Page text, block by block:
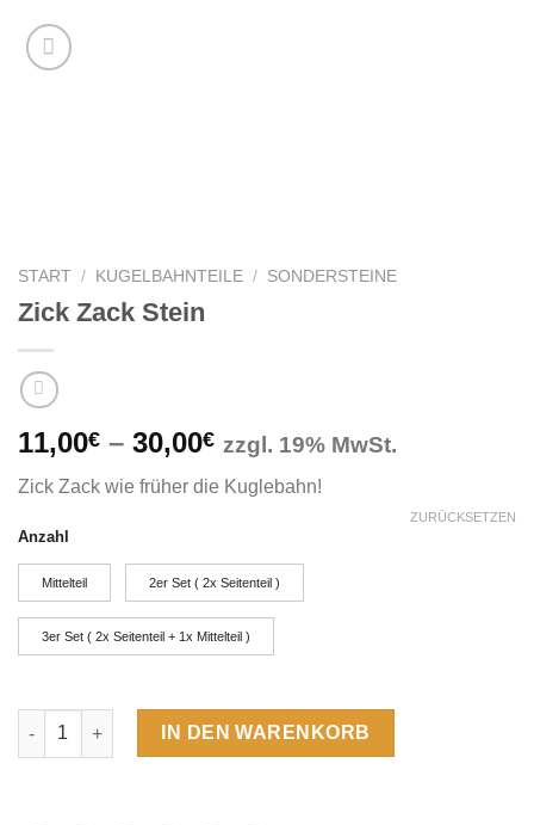
START / KUGELBAHNTEILE / SONDERSTEINE
Zick Zack Stein
11,00€ – 30,00€Preisspanne:
bis
zzgl. 19% MwSt.
Zick Zack wie früher die Kuglebahn!
Anzahl
Mittelteil 2er Set ( 2x Seitenteil )
3er Set ( 2x Seitenteil + 1x Mittelteil )
ZURÜCKSETZEN
Zick Zack Stein Menge
IN DEN WARENKORB